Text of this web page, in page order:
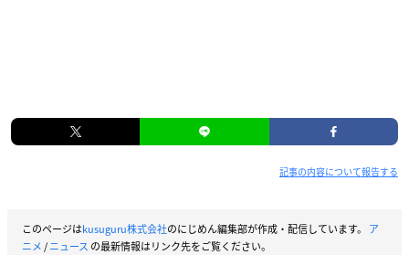
記事の内容について報告する
このページはkusuguru株式会社のにじめん編集部が作成・配信しています。 ア
ニメ/ニュース の最新情報はリンク先をご覧ください。